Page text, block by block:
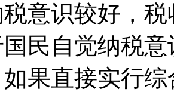
意识较好，
民自觉纳税
果直接实行